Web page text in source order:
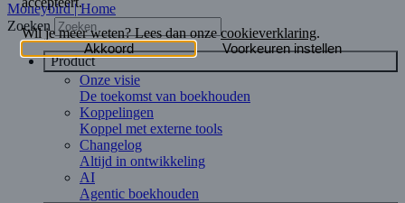
Moneybird | Home
Zoeken
Product
Onze visie
De toekomst van boekhouden
Koppelingen
Koppel met externe tools
Changelog
Altijd in ontwikkeling
AI
Agentic boekhouden